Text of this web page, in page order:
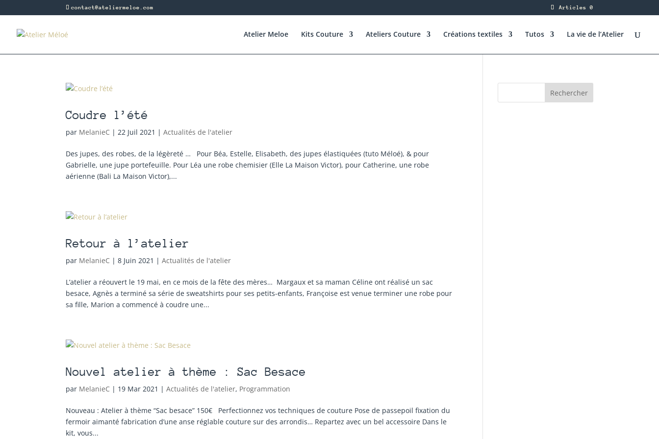
contact@ateliermeloe.com Articles 0
Atelier Meloe Kits Couture Ateliers Couture Créations textiles Tutos La vie de l’Atelier
Coudre l’été
par MelanieC |22 Juil 2021 |Actualités de l'atelier
Des jupes, des robes, de la légèreté … Pour Béa, Estelle, Elisabeth, des jupes élastiquées (tuto Méloé), & pour
Gabrielle, une jupe portefeuille. Pour Léa une robe chemisier (Elle La Maison Victor), pour Catherine, une robe
aérienne (Bali La Maison Victor),...
Retour à l’atelier
par MelanieC |8 Juin 2021 |Actualités de l'atelier
L’atelier a réouvert le 19 mai, en ce mois de la fête des mères… Margaux et sa maman Céline ont réalisé un sac
besace, Agnès a terminé sa série de sweatshirts pour ses petits-enfants, Françoise est venue terminer une robe pour
sa fille, Marion a commencé à coudre une...
Nouvel atelier à thème : Sac Besace
par MelanieC | 19 Mar 2021 |Actualités de l'atelier, Programmation
Nouveau : Atelier à thème “Sac besace” 150€ Perfectionnez vos techniques de couture Pose de passepoil fixation du
fermoir aimanté fabrication d’une anse réglable couture sur des arrondis… Repartez avec un bel accessoire Dans le
kit, vous...